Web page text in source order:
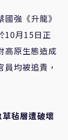
強《升龍》
10月15日正
高原生態造成
均被追責，
毡層遭破壞